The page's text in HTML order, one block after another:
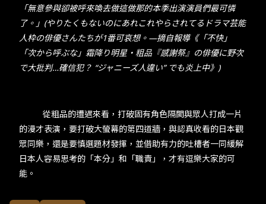
​​「無意參與卻被呼來喚去做這做那的本季出演演員們最可憐
了。」​(​やりたくもないのにあれこれやらされてるドラマ芸能
人枠の俳優さんたちが​1​番可哀想。—​摘自報導《「不快」
「次から呼ぶな」霜降り明星・粗品『感謝祭』の俳優に野次
で大批判…確信犯？ “ジャニーズ人違い” でも炎上中》)
​​ ​​從粗品的遭遇來看，打破固有角色隔閡與眾人打成一片
的漫才表演，要打破大螢幕的第四道牆，與認真收看的日本觀
眾同樂，還是要慎選題材發揮，並借助有力的吐槽者一同緩解
日本人容易思考的「本分」和「職責」，才有逗樂大家的可
能。​